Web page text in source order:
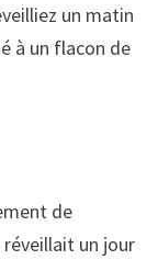
un matin
à un flacon de
de
réveillait un jour